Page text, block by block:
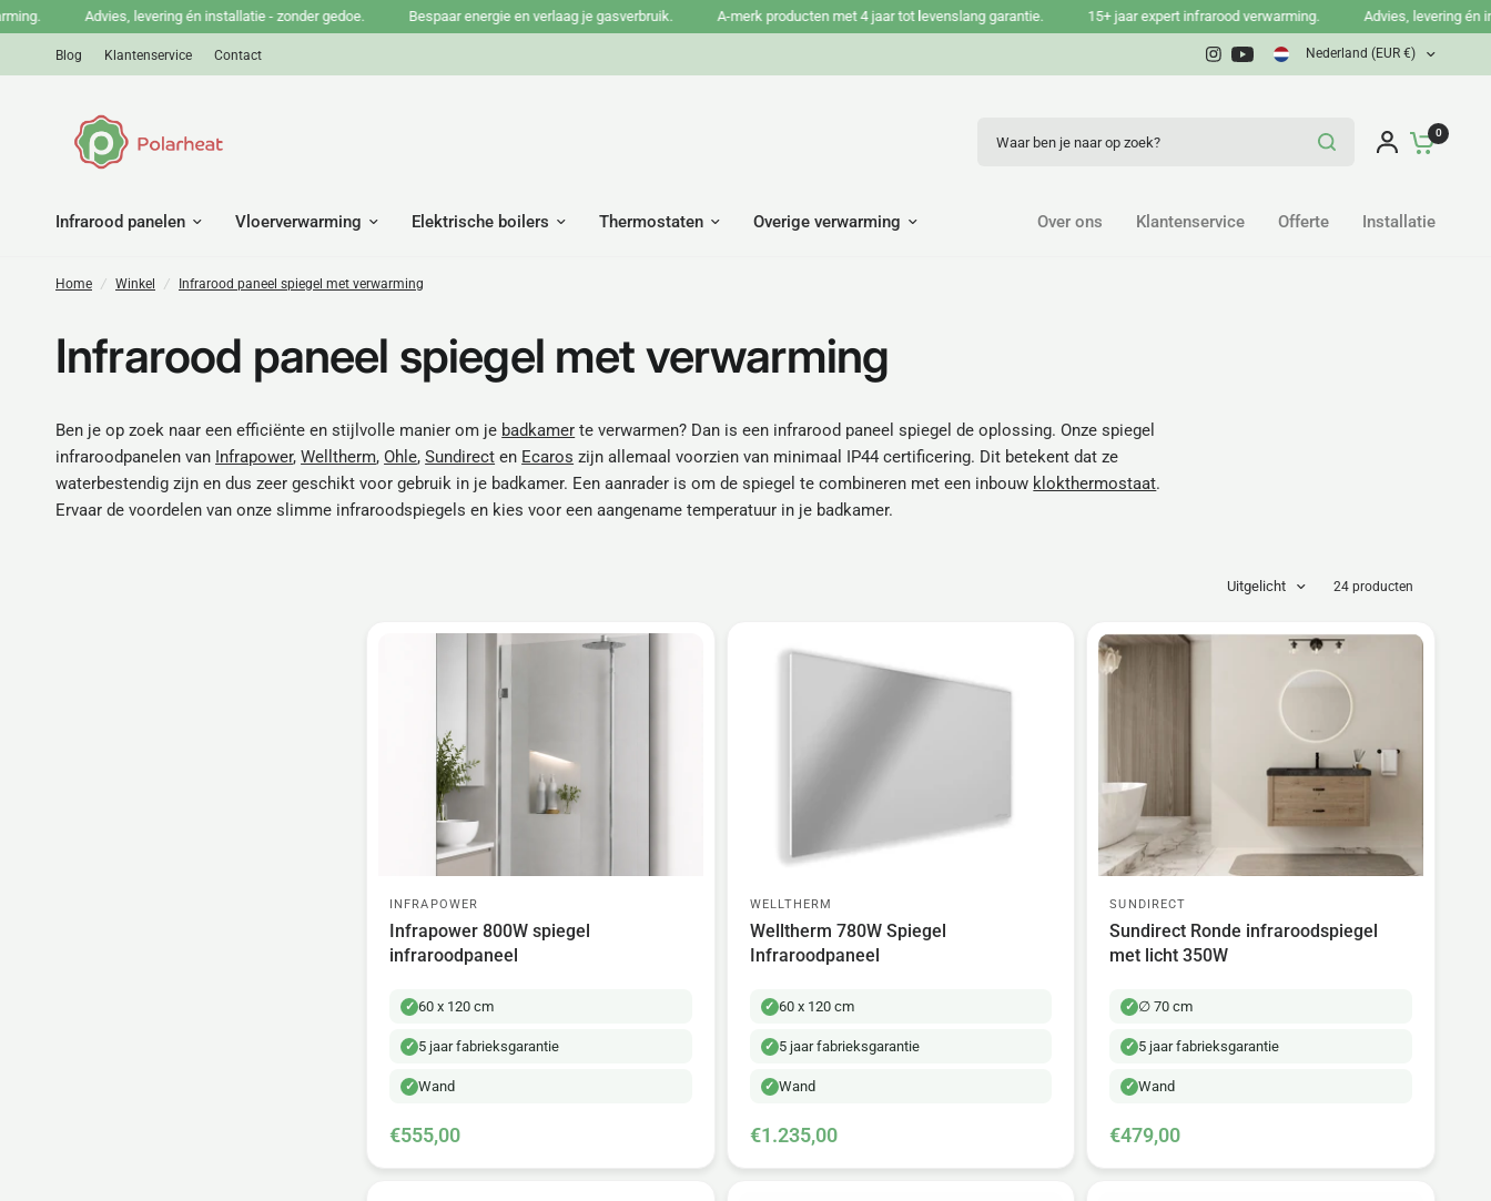
Advies, levering én installatie - zonder gedoe. Bespaar energie en verlaag je gasverbruik. A-merk producten met 4 jaar tot levenslang garantie. 15+ jaar expert infrarood verwarming. Advies, levering én
Blog Klantenservice Contact Nederland (EUR €)
0
Infrarood panelen Vloerverwarming Elektrische boilers Thermostaten Overige verwarming Over ons Klantenservice Offerte Installatie
Home / Winkel / Infrarood paneel spiegel met verwarming
Infrarood paneel spiegel met verwarming
Ben je op zoek naar een efficiënte en stijlvolle manier om je badkamer te verwarmen? Dan is een infrarood paneel spiegel de oplossing. Onze spiegel
infraroodpanelen van Infrapower,Welltherm,Ohle,Sundirect en Ecaros zijn allemaal voorzien van minimaal IP44 certificering. Dit betekent dat ze
waterbestendig zijn en dus zeer geschikt voor gebruik in je badkamer. Een aanrader is om de spiegel te combineren met een inbouw klokthermostaat.
Ervaar de voordelen van onze slimme infraroodspiegels en kies voor een aangename temperatuur in je badkamer.
Uitgelicht 24 producten
INFRAPOWER
Infrapower 800W spiegel
infraroodpaneel
60 x 120 cm
5 jaar fabrieksgarantie
Wand
€555,00
WELLTHERM
Welltherm 780W Spiegel
Infraroodpaneel
60 x 120 cm
5 jaar fabrieksgarantie
Wand
€1.235,00
SUNDIRECT
Sundirect Ronde infraroodspiegel
met licht 350W
∅ 70 cm
5 jaar fabrieksgarantie
Wand
€479,00